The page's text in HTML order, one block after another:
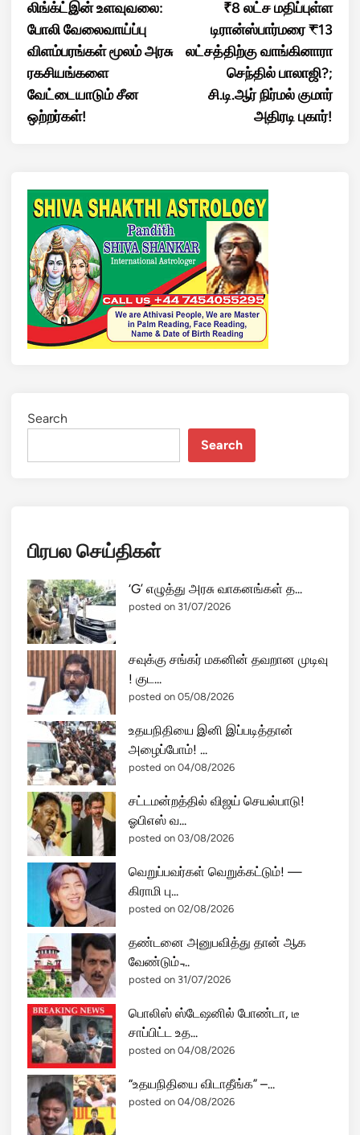
navigationarticle:
லிங்க்ட்இன் உளவுவலை:
போலி வேலைவாய்ப்பு
விளம்பரங்கள் மூலம் அரசு
ரகசியங்களை
வேட்டையாடும் சீன
ஒற்றர்கள்!
₹8 லட்ச மதிப்புள்ள
டிரான்ஸ்பார்மரை ₹13
லட்சத்திற்கு வாங்கினாரா
செந்தில் பாலாஜி?;
சி.டி.ஆர் நிர்மல் குமார்
அதிரடி புகார்!
Search
Search
பிரபல செய்திகள்
‘G’ எழுத்து அரசு வாகனங்கள் த...
posted on 31/07/2026
சவுக்கு சங்கர் மகனின் தவறான முடிவு
! குட...
posted on 05/08/2026
உதயநிதியை இனி இப்படித்தான்
அழைப்போம்! ...
posted on 04/08/2026
சட்டமன்றத்தில் விஜய் செயல்பாடு!
ஓபிஎஸ் வ...
posted on 03/08/2026
வெறுப்பவர்கள் வெறுக்கட்டும்! —
கிராமி பு...
posted on 02/08/2026
தண்டனை அனுபவித்து தான் ஆக
வேண்டும் ̵...
posted on 31/07/2026
பொலிஸ் ஸ்டேஷனில் போண்டா, டீ
சாப்பிட்ட உத...
posted on 04/08/2026
“உதயநிதியை விடாதீங்க” –...
posted on 04/08/2026